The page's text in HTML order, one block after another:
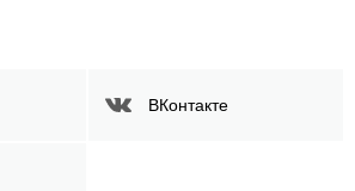
ВКонтакте